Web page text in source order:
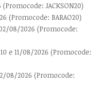
JACKSON20)
(Promocode: BARAO20)
08/2026 (Promocode:
e 11/08/2026 (Promocode:
08/2026 (Promocode: